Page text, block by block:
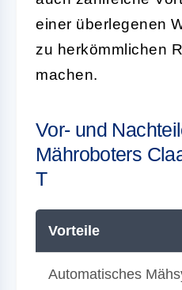
einer überlegenen
zu herkömmlichen
machen.
Vor- und
Mähroboters
T
Vorteile
Automatisches